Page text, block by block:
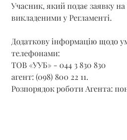
Учасник, який подає заявку на
викладеними у Регламенті.
Додаткову інформацію щодо
телефонами:
ТОВ «УУБ» - 044 3 830 830
агент: (098) 800 22 11.
Розпорядок роботи Агента: